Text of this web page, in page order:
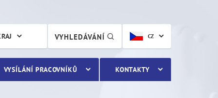
podmínek
CZ
VYHLEDÁVÁNÍ
VYSÍLÁNÍ PRACOVNÍKŮ KONTAKTY